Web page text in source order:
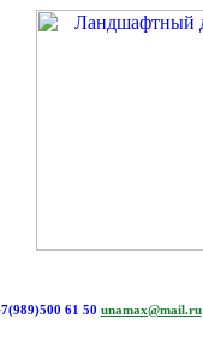
61 50 unamax@mail.ru